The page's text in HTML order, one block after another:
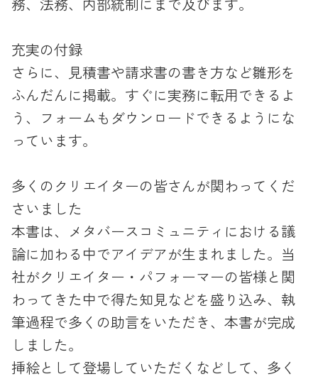
充実の付録
さらに、見積書や請求書の書き方など雛形を
ふんだんに掲載。すぐに実務に転用できるよ
う、フォームもダウンロードできるようにな
っています。
多くのクリエイターの皆さんが関わってくだ
さいました
本書は、メタバースコミュニティにおける議
論に加わる中でアイデアが生まれました。当
社がクリエイター・パフォーマーの皆様と関
わってきた中で得た知見などを盛り込み、執
筆過程で多くの助言をいただき、本書が完成
しました。
挿絵として登場していただくなどして、多く